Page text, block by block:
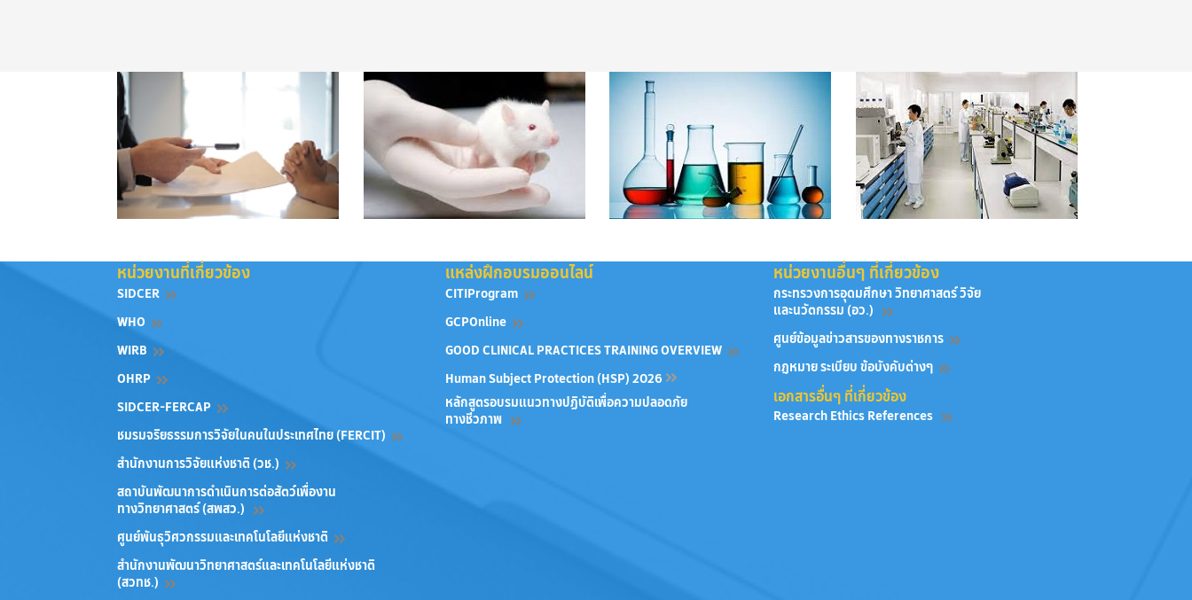
หน่วยงานที่เกี่ยวข้อง
SIDCER
WHO
WIRB
OHRP
SIDCER-FERCAP
ชมรมจริยธรรมการวิจัยในคนในประเทศไทย (FERCIT)
สำนักงานการวิจัยแห่งชาติ (วช.)
สถาบันพัฒนาการดำเนินการต่อสัตว์เพื่องาน
ทางวิทยาศาสตร์ (สพสว.)
ศูนย์พันธุวิศวกรรมและเทคโนโลยีแห่งชาติ
สำนักงานพัฒนาวิทยาศาสตร์และเทคโนโลยีแห่งชาติ
(สวทช.)
แหล่งฝึกอบรมออนไลน์
CITIProgram
GCPOnline
GOOD CLINICAL PRACTICES TRAINING OVERVIEW
Human Subject Protection (HSP) 2026
หลักสูตรอบรมแนวทางปฏิบัติเพื่อความปลอดภัย
ทางชีวภาพ
หน่วยงานอื่นๆ ที่เกี่ยวข้อง
กระทรวงการอุดมศึกษา วิทยาศาสตร์ วิจัย
และนวัตกรรม (อว.)
ศูนย์ข้อมูลข่าวสารของทางราชการ
กฎหมาย ระเบียบ ข้อบังคับต่างๆ
เอกสารอื่นๆ ที่เกี่ยวข้อง
Research Ethics References